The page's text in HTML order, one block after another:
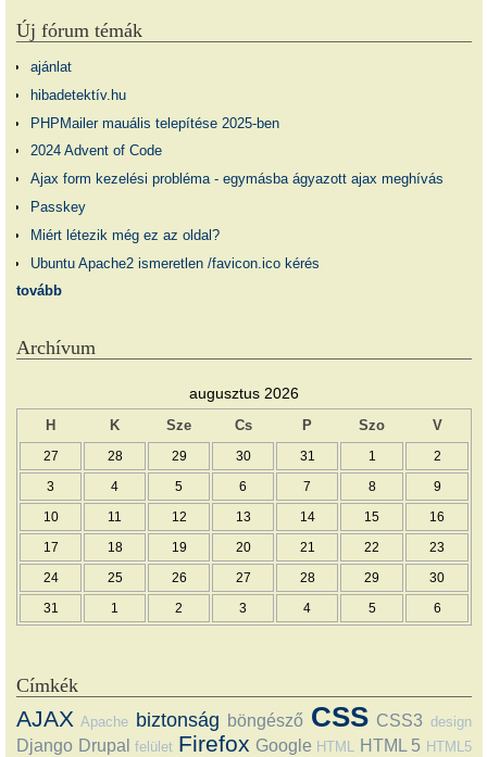
Új fórum témák
ajánlat
hibadetektív.hu
PHPMailer mauális telepítése 2025-ben
2024 Advent of Code
Ajax form kezelési probléma - egymásba ágyazott ajax meghívás
Passkey
Miért létezik még ez az oldal?
Ubuntu Apache2 ismeretlen /favicon.ico kérés
tovább
Archívum
augusztus 2026
H K Sze Cs P Szo V
27 28 29 30 31 1 2
3 4 5 6 7 8 9
10 11 12 13 14 15 16
17 18 19 20 21 22 23
24 25 26 27 28 29 30
31 1 2 3 4 5 6
Címkék
AJAX Apache biztonság böngésző CSS CSS3 design
Django Drupal felület Firefox Google HTML HTML 5 HTML5